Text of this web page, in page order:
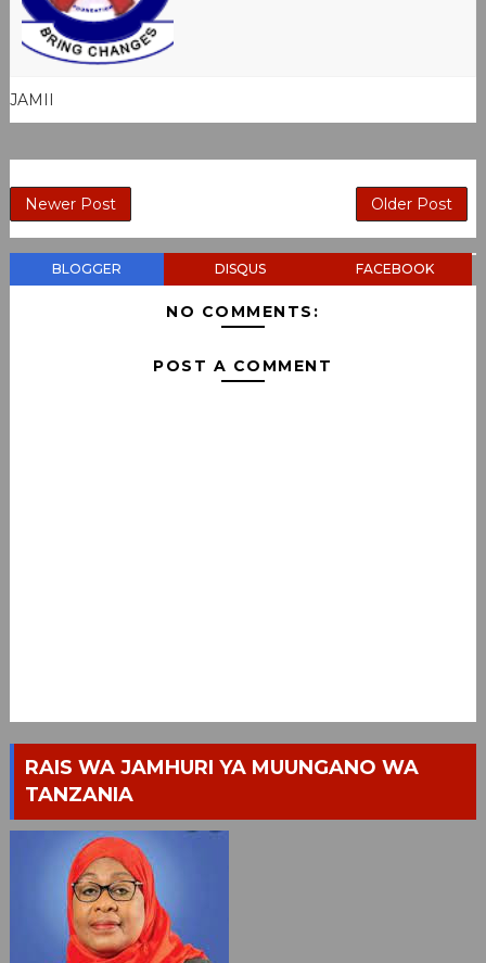
JAMII
Newer Post Older Post
BLOGGER DISQUS FACEBOOK
NO COMMENTS:
POST A COMMENT
RAIS WA JAMHURI YA MUUNGANO WA
TANZANIA